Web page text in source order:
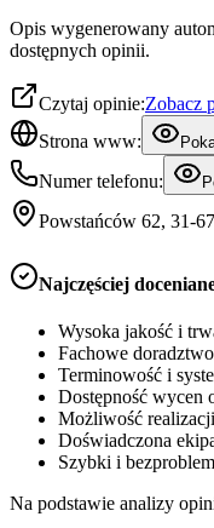
Opis wygenerowany
dostępnych opinii.
Czytaj opinie:Zobacz
Strona www:
Numer telefonu:
Powstańców 62, 31-
Najczęściej
Wysoka jakość i
Fachowe
Terminowość i
Dostępność wycen
Możliwość
Doświadczona
Szybki i
Na podstawie analizy